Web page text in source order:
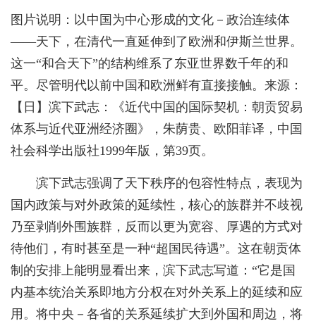
图片说明：以中国为中心形成的文化－政治连续体
——天下，在清代一直延伸到了欧洲和伊斯兰世界。
这一“和合天下”的结构维系了东亚世界数千年的和
平。尽管明代以前中国和欧洲鲜有直接接触。来源：
【日】滨下武志：《近代中国的国际契机：朝贡贸易
体系与近代亚洲经济圈》，朱荫贵、欧阳菲译，中国
社会科学出版社1999年版，第39页。
滨下武志强调了天下秩序的包容性特点，表现为
国内政策与对外政策的延续性，核心的族群并不歧视
乃至剥削外围族群，反而以更为宽容、厚遇的方式对
待他们，有时甚至是一种“超国民待遇”。这在朝贡体
制的安排上能明显看出来，滨下武志写道：“它是国
内基本统治关系即地方分权在对外关系上的延续和应
用。将中央－各省的关系延续扩大到外国和周边，将